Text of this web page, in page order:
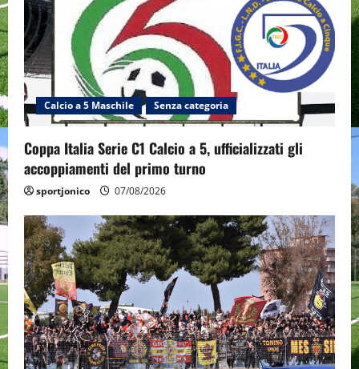
Calcio a 5 Maschile Senza categoria
Coppa Italia Serie C1 Calcio a 5, ufficializzati gli
accoppiamenti del primo turno
sportjonico 07/08/2026